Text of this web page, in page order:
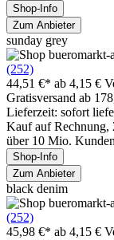
Shop-Info
Zum Anbieter
sunday grey
(252)
44,51 €* ab 4,15 €
Gratisversand ab
Lieferzeit: sofort
Kauf auf Rechnung,
über 10 Mio.
Shop-Info
Zum Anbieter
black denim
(252)
45,98 €* ab 4,15 €